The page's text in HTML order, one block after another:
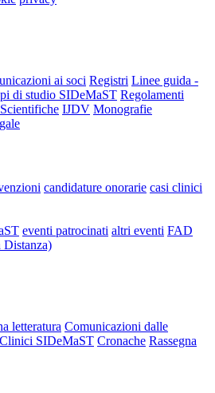
ai soci Registri Linee guida -
di studio SIDeMaST Regolamenti
IJDV Monografie
candidature onorarie casi clinici
eventi patrocinati altri eventi FAD
Distanza)
letteratura Comunicazioni dalle
SIDeMaST Cronache Rassegna